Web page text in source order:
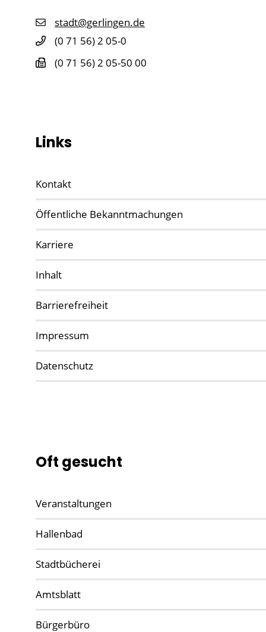
stadt@gerlingen.de
(0 71 56) 2 05-0
(0 71 56) 2 05-50 00
Links
Kontakt
Öffentliche Bekanntmachungen
Karriere
Inhalt
Barrierefreiheit
Impressum
Datenschutz
Oft gesucht
Veranstaltungen
Hallenbad
Stadtbücherei
Amtsblatt
Bürgerbüro